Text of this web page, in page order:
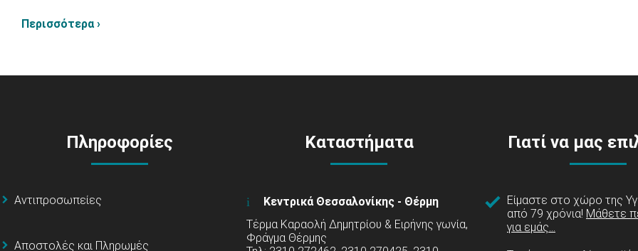
Περισσότερα ›
Πληροφορίες
Αντιπροσωπείες
Αποστολές και Πληρωμές
Καταστήματα
Κεντρικά Θεσσαλονίκης - Θέρμη
Τέρμα Καραολή Δημητρίου & Ειρήνης γωνία,
Φράγμα Θέρμης
Γιατί να μας
Είμαστε στο χώρο της
από 79 χρόνια! Μάθετε
για εμάς...